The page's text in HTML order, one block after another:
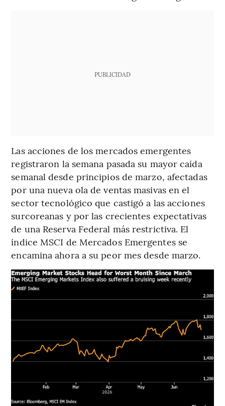
PUBLICIDAD
Las acciones de los mercados emergentes
registraron la semana pasada su mayor caída
semanal desde principios de marzo, afectadas
por una nueva ola de ventas masivas en el
sector tecnológico que castigó a las acciones
surcoreanas y por las crecientes expectativas
de una Reserva Federal más restrictiva. El
índice MSCI de Mercados Emergentes se
encamina ahora a su peor mes desde marzo.